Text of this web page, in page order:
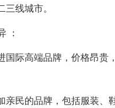
线城市。
：
国际高端品牌，价格昂贵
亲民的品牌，包括服装、